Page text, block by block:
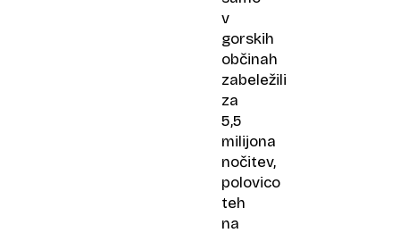
v
gorskih
občinah
zabeležili
za
5,5
milijona
nočitev,
polovico
teh
na